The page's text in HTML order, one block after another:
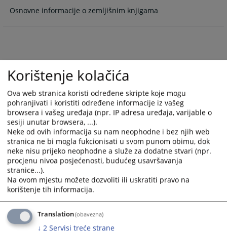
the
calendar
a
date.
Press
the
question
mark
key
to
get
the
keyboard
shortcuts
for
changing
dates.
the
calendar
a
date.
Press
the
question
mark
key
to
get
the
shortcuts
for
changing
dates.
Osnovne informacije o zemljišnim knjigama
Korištenje kolačića
Ova web stranica koristi određene skripte koje mogu
pohranjivati i koristiti određene informacije iz vašeg
browsera i vašeg uređaja (npr. IP adresa uređaja, varijable o
sesiji unutar browsera, ...).
Neke od ovih informacija su nam neophodne i bez njih web
stranica ne bi mogla fukcionisati u svom punom obimu, dok
neke nisu prijeko neophodne a služe za dodatne stvari (npr.
procjenu nivoa posjećenosti, budućeg usavršavanja
stranice...).
Na ovom mjestu možete dozvoliti ili uskratiti pravo na
korištenje tih informacija.
Translation(obavezna)
↓ 2 Servisi treće strane